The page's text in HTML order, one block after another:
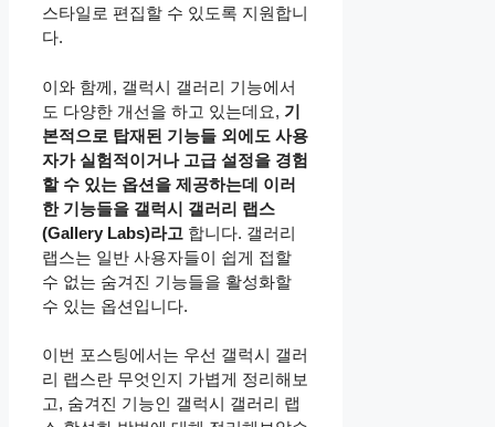
스타일로 편집할 수 있도록 지원합니
다.
이와 함께, 갤럭시 갤러리 기능에서
도 다양한 개선을 하고 있는데요, 기
본적으로 탑재된 기능들 외에도 사용
자가 실험적이거나 고급 설정을 경험
할 수 있는 옵션을 제공하는데 이러
한 기능들을 갤럭시 갤러리 랩스
(Gallery Labs)라고 합니다. 갤러리
랩스는 일반 사용자들이 쉽게 접할
수 없는 숨겨진 기능들을 활성화할
수 있는 옵션입니다.
이번 포스팅에서는 우선 갤럭시 갤러
리 랩스란 무엇인지 가볍게 정리해보
고, 숨겨진 기능인 갤럭시 갤러리 랩